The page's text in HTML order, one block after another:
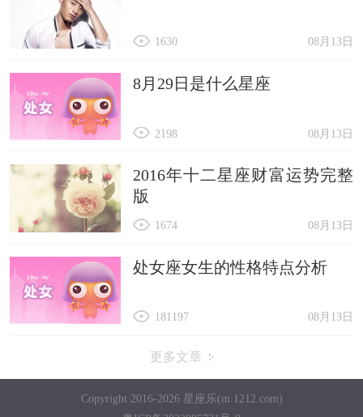
08月13日
1630
8月29日是什么星座
08月13日
2198
2016年十二星座财富运势完整
版
08月13日
1674
处女座女生的性格特点分析
08月13日
181197
更多文章
Copyright 2016-2026 星座乐(m.1212.com)